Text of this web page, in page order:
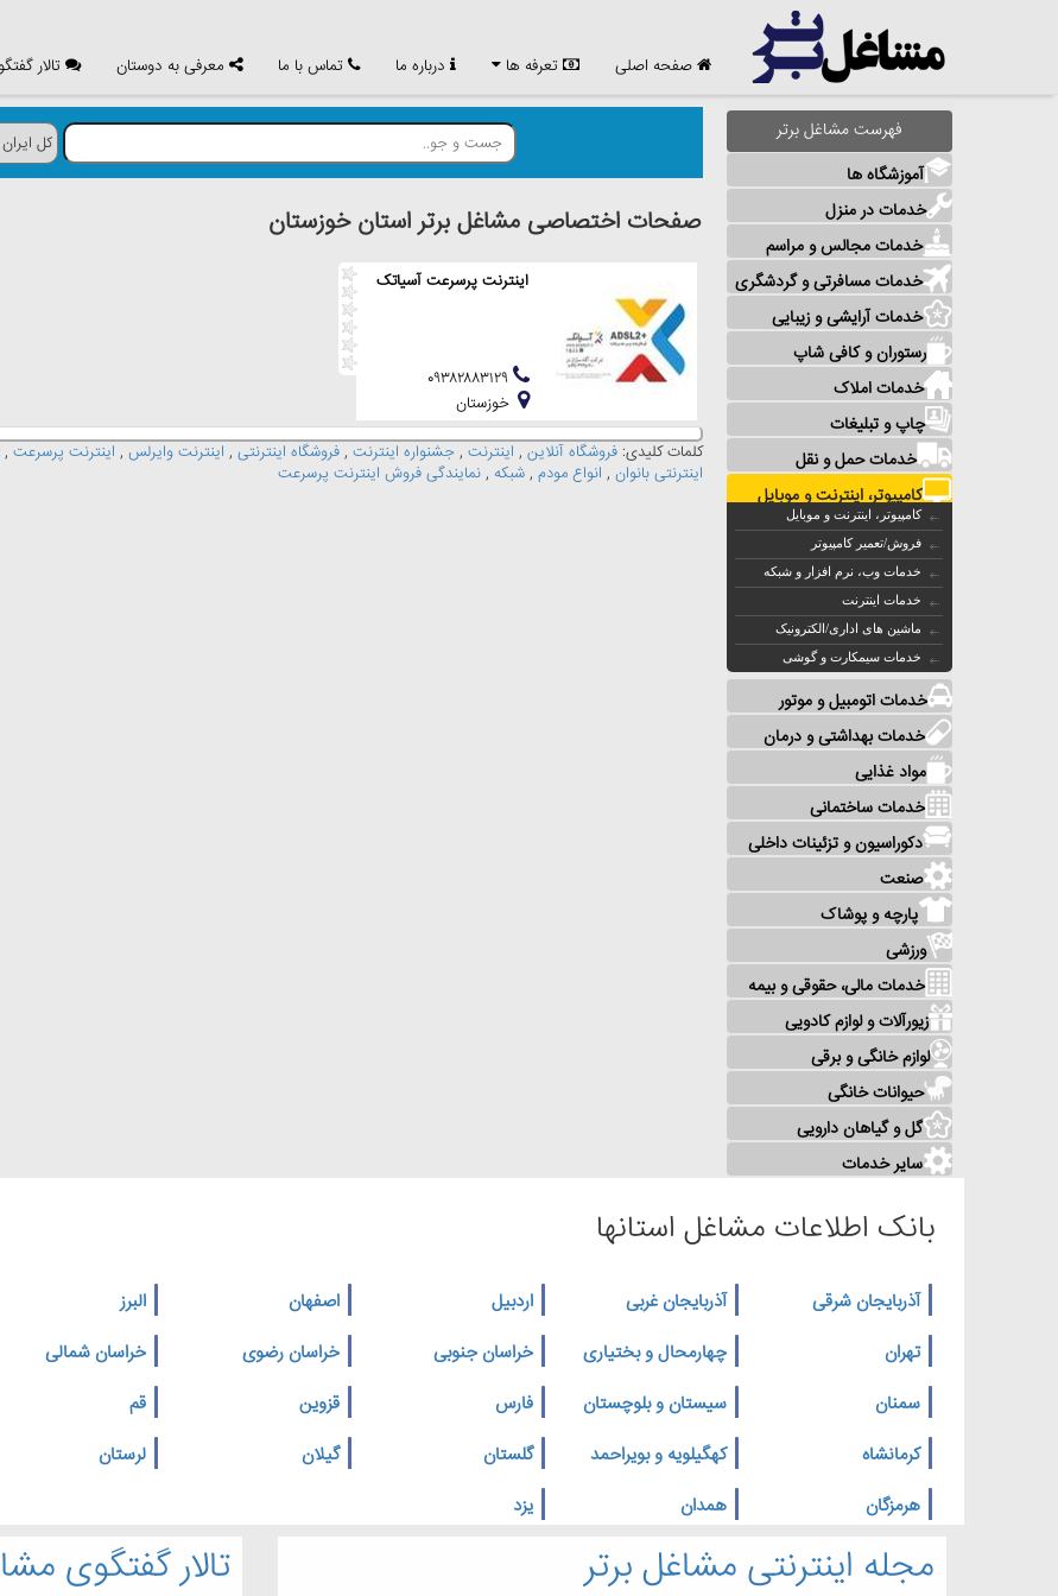
صفحه اصلی تعرفه ها درباره ما تماس با ما معرفی به دوستان تالار گفتگو
فهرست مشاغل برتر
آموزشگاه ها
خدمات در منزل
خدمات مجالس و مراسم
خدمات مسافرتی و گردشگری
خدمات آرایشی و زیبایی
رستوران و کافی شاپ
خدمات املاک
چاپ و تبلیغات
خدمات حمل و نقل
کامپیوتر، اینترنت و موبایل
کامپیوتر، اینترنت و موبایل
فروش/تعمیر کامپیوتر
خدمات وب، نرم افزار و شبکه
خدمات اینترنت
ماشین های اداری/الکترونیک
خدمات سیمکارت و گوشی
خدمات اتومبیل و موتور
خدمات بهداشتی و درمان
مواد غذایی
خدمات ساختمانی
دکوراسیون و تزئینات داخلی
صنعت
پارچه و پوشاک
ورزشی
خدمات مالی، حقوقی و بیمه
زیورآلات و لوازم کادویی
لوازم خانگی و برقی
حیوانات خانگی
گل و گیاهان دارویی
سایر خدمات
صفحات اختصاصی مشاغل برتر استان خوزستان
اینترنت پرسرعت آسیاتک
خوزستان
کلمات کلیدی: فروشگاه آنلاین , اینترنت , جشنواره اینترنت , فروشگاه اینترنتی , اینترنت وایرلس , اینترنت پرسرعت ,
اینترنتی بانوان , انواع مودم , شبکه , نمایندگی فروش اینترنت پرسرعت
بانک اطلاعات مشاغل استانها
آذربایجان شرقی آذربایجان غربی اردبیل اصفهان البرز
تهران
چهارمحال و بختیاری خراسان جنوبی خراسان رضوی خراسان شمالی
سمنان
سیستان و بلوچستان فارس قزوین قم
کرمانشاه
کهگیلویه و بویراحمد گلستان گیلان لرستان
هرمزگان
همدان یزد
تالار گفتگوی مجله اینترنتی مشاغل برتر